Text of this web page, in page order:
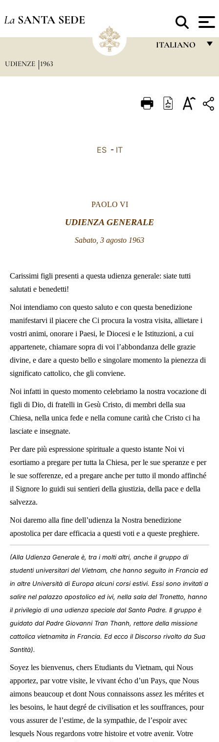
La SANTA SEDE
ITALIANO
ITALIANO
UDIENZE 1963
ES- IT
PAOLO VI
UDIENZA GENERALE
Sabato, 3 agosto 1963
Carissimi figli presenti a questa udienza generale: siate tutti
salutati e benedetti!
Noi intendiamo con questo saluto e con questa benedizione
manifestarvi il piacere che Ci procura la vostra visita, allietare i
vostri animi, onorare i Paesi, le Diocesi e le Istituzioni, a cui
appartenete, chiamare sopra di voi l’abbondanza delle grazie
divine, e dare a questo bello e singolare momento la pienezza di
significato cattolico, che gli conviene.
Noi infatti in questo momento celebriamo la nostra vocazione di
figli di Dio, di fratelli in Gesù Cristo, di membri della sua
Chiesa, nella unica fede e nella comune carità che Cristo ci ha
lasciate e insegnate.
Per dare più espressione spirituale a questo istante Noi vi
esortiamo a pregare per tutta la Chiesa, per le sue speranze e per
le sue sofferenze, ed a pregare anche per tutto il mondo affinché
il Signore lo guidi sui sentieri della giustizia, della pace e della
salvezza.
Noi daremo alla fine dell’udienza la Nostra benedizione
apostolica per dare efficacia a questi voti e a queste preghiere.
(Alla Udienza Generale è, tra i molti altri, anche il gruppo di
studenti universitari del Vietnam, che hanno seguito in Francia ed
in altre Università di Europa alcuni corsi estivi. Essi sono invitati a
salire nel palazzo apostolico ed ivi, nella sala del Tronetto, hanno
il privilegio di una udienza speciale dal Santo Padre. Il gruppo è
guidato dal Padre Giovanni Tran Thanh, rettore della missione
cattolica vietnamita in Francia. Ed ecco il Discorso rivolto da Sua
Santità).
Soyez les bienvenus, chers Etudiants du Vietnam, qui Nous
apportez, par votre visite, le vivant écho d’un Pays, que Nous
aimons beaucoup et dont Nous connaissons assez les mérites et
les besoins, le haut degré de civilisation et les souffrances, pour
vous assurer de l’estime, de la sympathie, de l’espoir avec
lesquels Nous regardons votre histoire et votre avenir. Votre